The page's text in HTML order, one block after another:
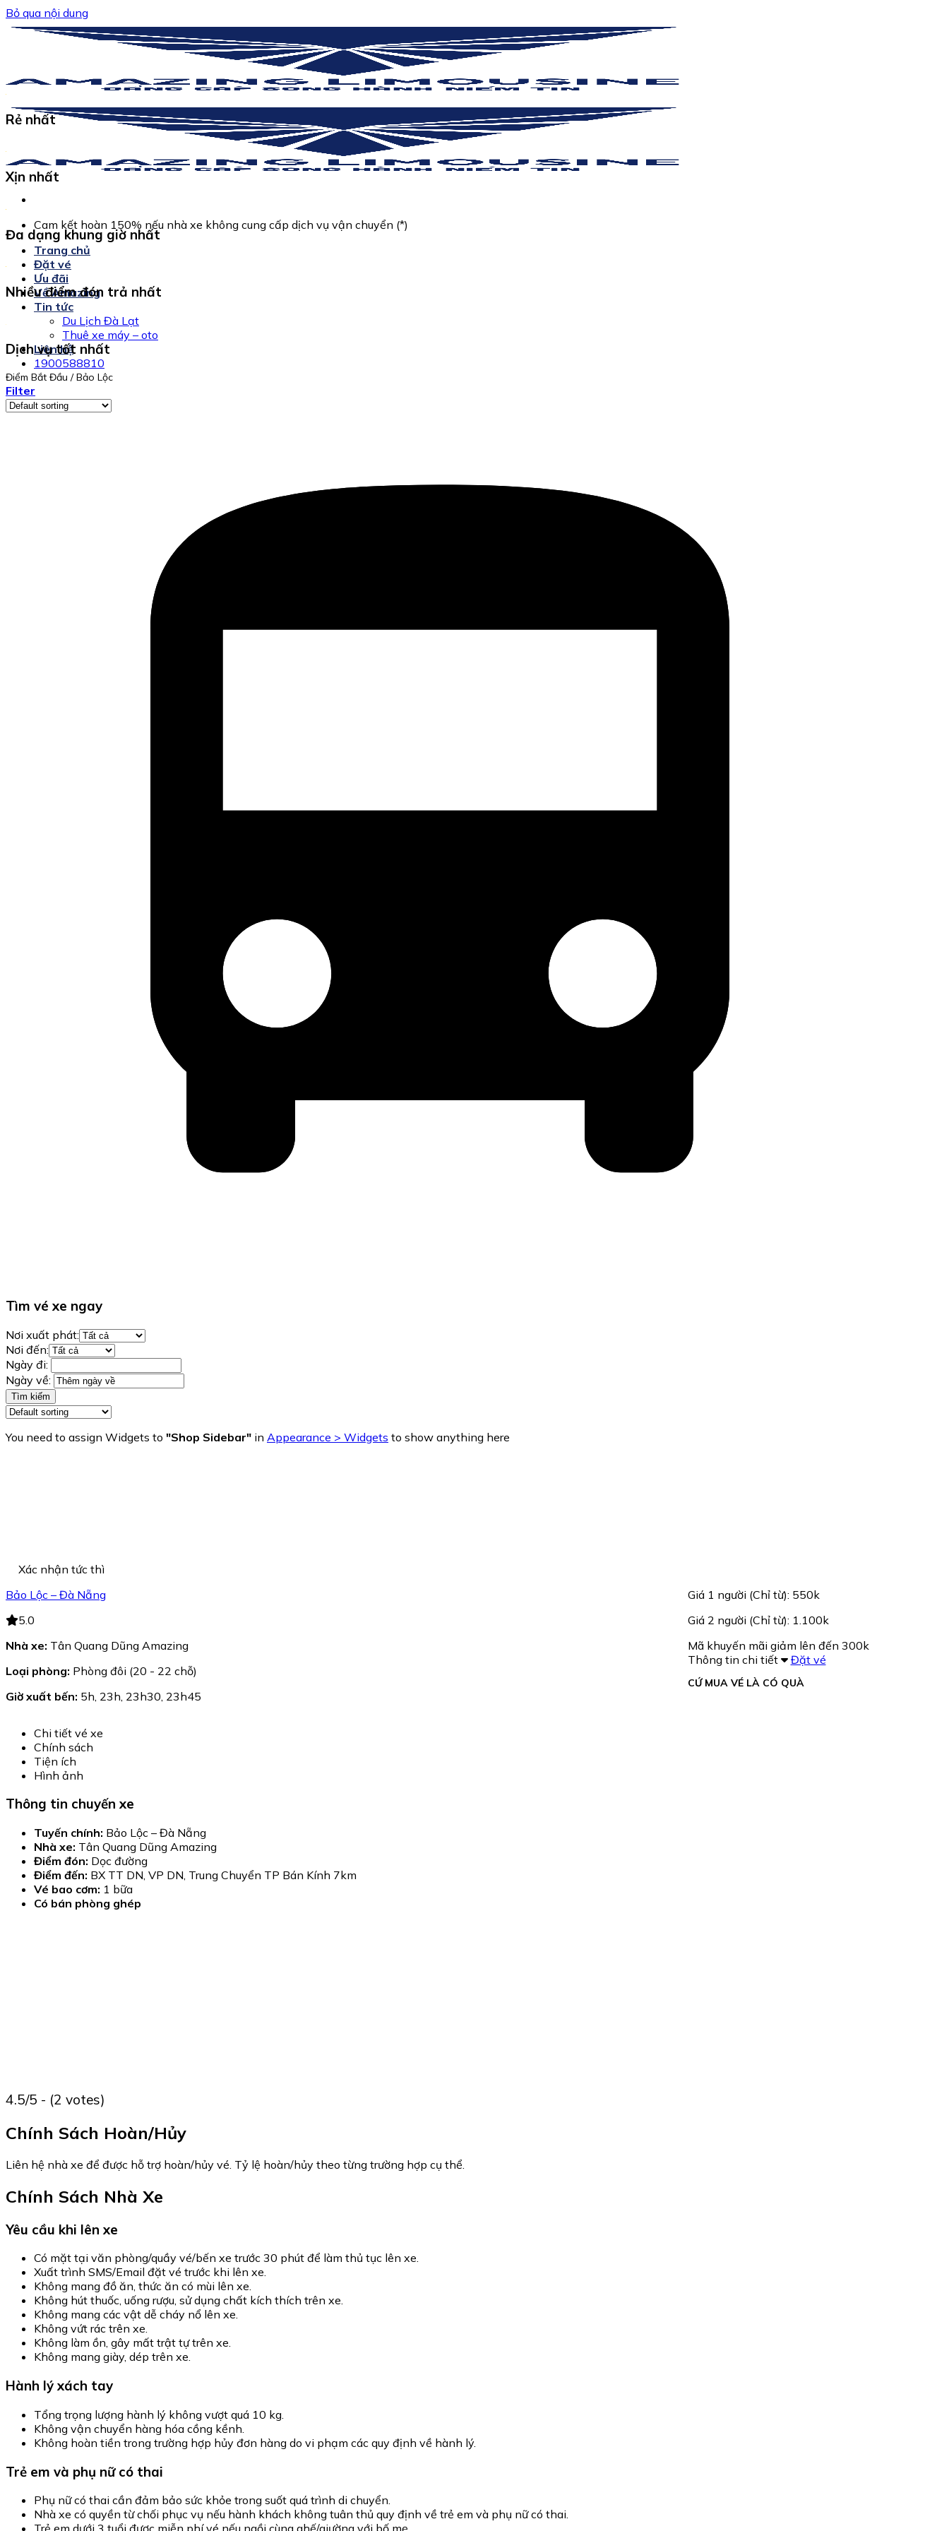
Bỏ qua nội dung
Cam kết hoàn 150% nếu nhà xe không cung cấp dịch vụ vận chuyển (*)
Trang chủ
Đặt vé
Ưu đãi
Về Amazing
Tin tức
Du Lịch Đà Lạt
Thuê xe máy – oto
Liên hệ
1900588810
Rẻ nhất
Xịn nhất
Đa dạng khung giờ nhất
Nhiều điểm đón trả nhất
Dịch vụ tốt nhất
Điểm Bắt Đầu /Bảo Lộc
Filter
Tìm vé xe ngay
Nơi xuất phát:
Nơi đến:
Ngày đi:
Ngày về:
Tìm kiếm
You need to assign Widgets to "Shop Sidebar" in Appearance > Widgets to show anything here
Xác nhận tức thì
Bảo Lộc – Đà Nẵng
5.0
Nhà xe: Tân Quang Dũng Amazing
Loại phòng: Phòng đôi (20 - 22 chỗ)
Giờ xuất bến: 5h, 23h, 23h30, 23h45
Giá 1 người (Chỉ từ): 550k
Giá 2 người (Chỉ từ): 1.100k
Mã khuyến mãi giảm lên đến 300k
Thông tin chi tiết
Đặt vé
CỨ MUA VÉ LÀ CÓ QUÀ
Chi tiết vé xe
Chính sách
Tiện ích
Hình ảnh
Thông tin chuyến xe
Tuyến chính: Bảo Lộc – Đà Nẵng
Nhà xe: Tân Quang Dũng Amazing
Điểm đón: Dọc đường
Điểm đến: BX TT DN, VP DN, Trung Chuyển TP Bán Kính 7km
Vé bao cơm: 1 bữa
Có bán phòng ghép
4.5/5 - (2 votes)
Chính Sách Hoàn/Hủy
Liên hệ nhà xe để được hỗ trợ hoàn/hủy vé. Tỷ lệ hoàn/hủy theo từng trường hợp cụ thể.
Chính Sách Nhà Xe
Yêu cầu khi lên xe
Có mặt tại văn phòng/quầy vé/bến xe trước 30 phút để làm thủ tục lên xe.
Xuất trình SMS/Email đặt vé trước khi lên xe.
Không mang đồ ăn, thức ăn có mùi lên xe.
Không hút thuốc, uống rượu, sử dụng chất kích thích trên xe.
Không mang các vật dễ cháy nổ lên xe.
Không vứt rác trên xe.
Không làm ồn, gây mất trật tự trên xe.
Không mang giày, dép trên xe.
Hành lý xách tay
Tổng trọng lượng hành lý không vượt quá 10 kg.
Không vận chuyển hàng hóa cồng kềnh.
Không hoàn tiền trong trường hợp hủy đơn hàng do vi phạm các quy định về hành lý.
Trẻ em và phụ nữ có thai
Phụ nữ có thai cần đảm bảo sức khỏe trong suốt quá trình di chuyển.
Nhà xe có quyền từ chối phục vụ nếu hành khách không tuân thủ quy định về trẻ em và phụ nữ có thai.